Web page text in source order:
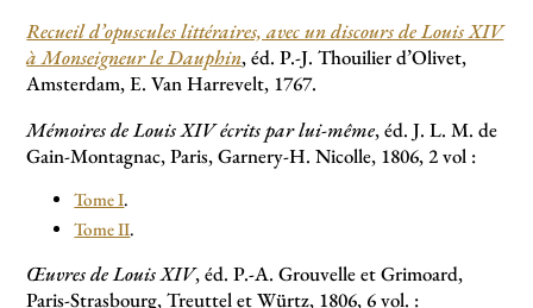
Recueil d’opuscules littéraires, avec un discours de Louis XIV
à Monseigneur le Dauphin, éd. P.-J. Thouilier d’Olivet,
Amsterdam, E. Van Harrevelt, 1767.
Mémoires de Louis XIV écrits par lui-même, éd. J. L. M. de
Gain-Montagnac, Paris, Garnery-H. Nicolle, 1806, 2 vol :
Tome I.
Tome II.
Œuvres de Louis XIV, éd. P.-A. Grouvelle et Grimoard,
Paris-Strasbourg, Treuttel et Würtz, 1806, 6 vol. :